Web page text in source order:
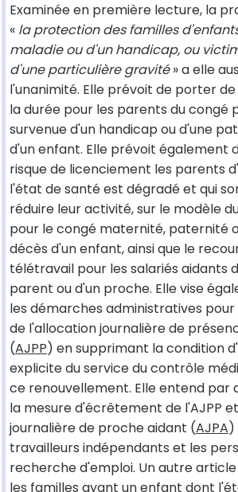
Examinée en première lecture, la
« la protection des familles
maladie ou d'un handicap, ou
d'une particulière gravité» a elle
l'unanimité. Elle prévoit de porter de
la durée pour les parents du congé
survenue d'un handicap ou d'une
d'un enfant. Elle prévoit également
risque de licenciement les parents
l'état de santé est dégradé et qui
réduire leur activité, sur le modèle
pour le congé maternité, paternité
décès d'un enfant, ainsi que le
télétravail pour les salariés aidants
parent ou d'un proche. Elle vise
les démarches administratives
de l'allocation journalière de
(AJPP) en supprimant la condition
explicite du service du contrôle
ce renouvellement. Elle entend par
la mesure d'écrêtement de l'AJPP
journalière de proche aidant (AJPA)
travailleurs indépendants et les
recherche d'emploi. Un autre
les familles ayant un enfant dont